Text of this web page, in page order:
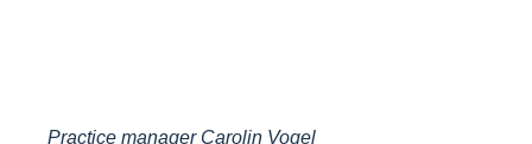
Practice manager Carolin Vogel